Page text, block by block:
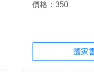
價格：350
國家